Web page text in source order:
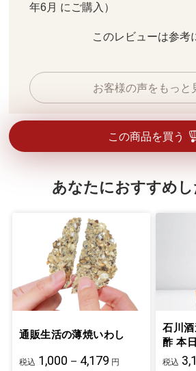
年6月 にご購入）
このレビューは参考
お客様の声をもっと
この商品を買う
あなたにおすすめ
通販生活の薄焼いわし
税込 1,000－4,179 円
石川
酢 本
税込